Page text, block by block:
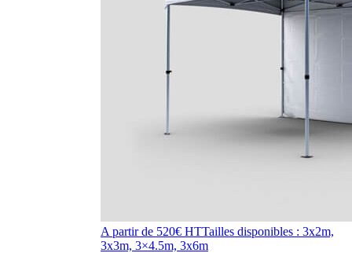
A partir de 520€ HTTailles disponibles : 3x2m,
3x3m, 3×4.5m, 3x6m